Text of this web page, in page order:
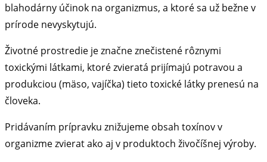
blahodárny účinok na organizmus, a ktoré sa už bežne v
prírode nevyskytujú.
Životné prostredie je značne znečistené rôznymi
toxickými látkami, ktoré zvieratá prijímajú potravou a
produkciou (mäso, vajíčka) tieto toxické látky prenesú na
človeka.
Pridávaním prípravku znižujeme obsah toxínov v
organizme zvierat ako aj v produktoch živočíšnej výroby.